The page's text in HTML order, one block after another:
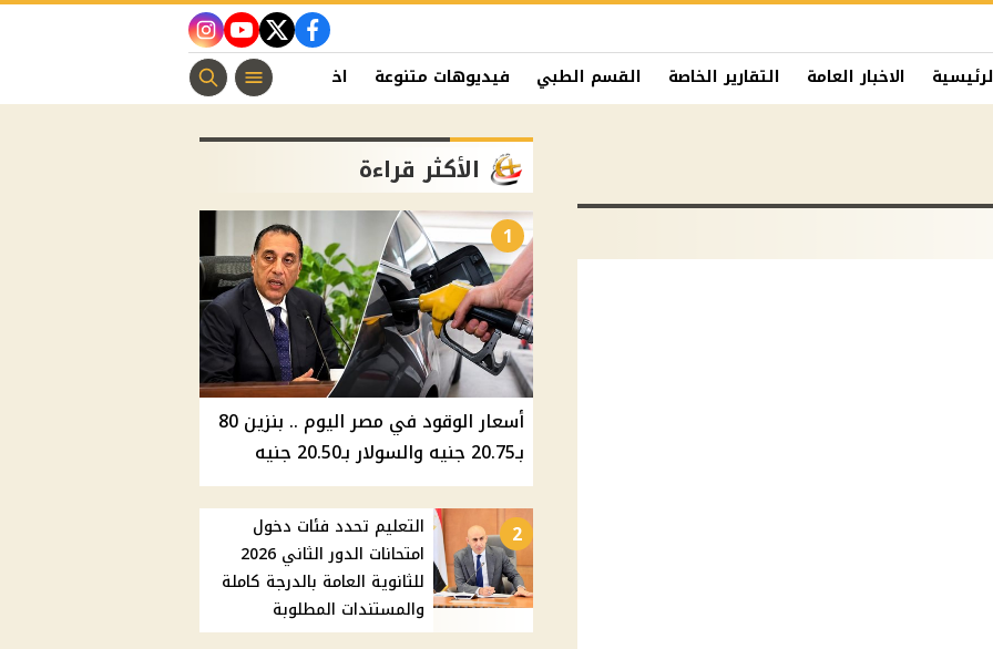
facebook
twitter
youtube
instagram
الاخبار العامة التقارير الخاصة القسم الطبي فيديوهات متنوعة اخبار الفن منوعات مسيحية
الأكثر قراءة
1
أسعار الوقود في مصر اليوم .. بنزين 80
بـ20.75 جنيه والسولار بـ20.50 جنيه
2
التعليم تحدد فئات دخول
امتحانات الدور الثاني 2026
للثانوية العامة بالدرجة كاملة
والمستندات المطلوبة